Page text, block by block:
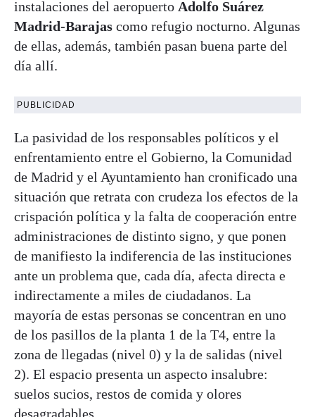
instalaciones del aeropuerto Adolfo Suárez
Madrid-Barajas como refugio nocturno. Algunas
de ellas, además, también pasan buena parte del
día allí.
PUBLICIDAD
La pasividad de los responsables políticos y el
enfrentamiento entre el Gobierno, la Comunidad
de Madrid y el Ayuntamiento han cronificado una
situación que retrata con crudeza los efectos de la
crispación política y la falta de cooperación entre
administraciones de distinto signo, y que ponen
de manifiesto la indiferencia de las instituciones
ante un problema que, cada día, afecta directa e
indirectamente a miles de ciudadanos. La
mayoría de estas personas se concentran en uno
de los pasillos de la planta 1 de la T4, entre la
zona de llegadas (nivel 0) y la de salidas (nivel
2). El espacio presenta un aspecto insalubre:
suelos sucios, restos de comida y olores
desagradables.